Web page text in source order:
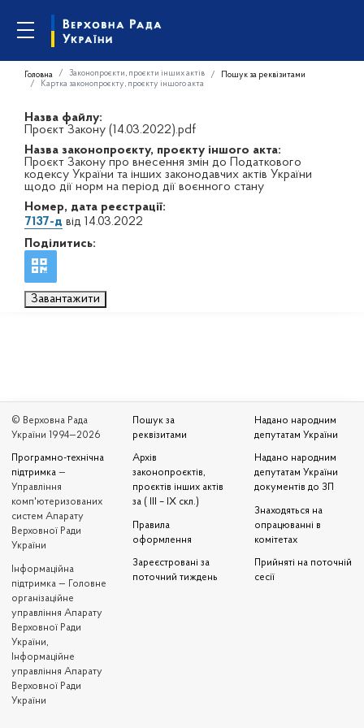
Головна Законопроєкти, проєкти інших актів
Пошук за реквізитами
Картка законопроєкту, проєкту іншого акта
Назва файлу:
Проєкт Закону (14.03.2022).pdf
Назва законопроєкту, проєкту іншого акта:
Проєкт Закону про внесення змін до Податкового
кодексу України та інших законодавчих актів України
щодо дії норм на період дії воєнного стану
Номер, дата реєстрації:
7137-д від 14.03.2022
Поділитись:
Завантажити
© Верховна Рада
України 1994—2026
Програмно-технічна
підтримка —
Управління
комп'ютеризованих
систем Апарату
Верховної Ради
України
Iнформаційна
підтримка — Головне
організаційне
управління Апарату
Верховної Ради
України,
Інформаційне
управління Апарату
Верховної Ради
України
Пошук за
реквізитами
Архів
законопроєктів,
проєктів інших актів
за ( III – IX скл.)
Правила
оформлення
Зареєстровані за
поточний тиждень
Надано народним
депутатам України
Надано народним
депутатам України
документів до ЗП
Знаходяться на
опрацюванні в
комітетах
Прийняті на поточній
сесії